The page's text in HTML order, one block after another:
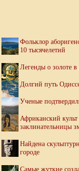
Фольклор
10 тысячелетий
Легенды о золоте
Долгий путь
Ученые
Африканский
заклинательницы
Найдена
городе
Самые жуткие